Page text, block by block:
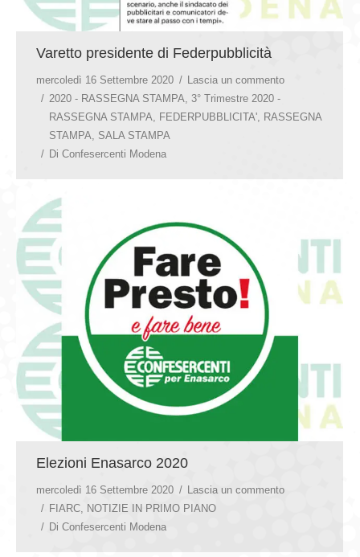
Varetto presidente di Federpubblicità
mercoledì 16 Settembre 2020
Lascia un commento
2020 - RASSEGNA STAMPA, 3° Trimestre 2020 -
RASSEGNA STAMPA, FEDERPUBBLICITA', RASSEGNA
STAMPA, SALA STAMPA
Di Confesercenti Modena
Elezioni Enasarco 2020
mercoledì 16 Settembre 2020
Lascia un commento
FIARC
NOTIZIE IN PRIMO PIANO
Di Confesercenti Modena